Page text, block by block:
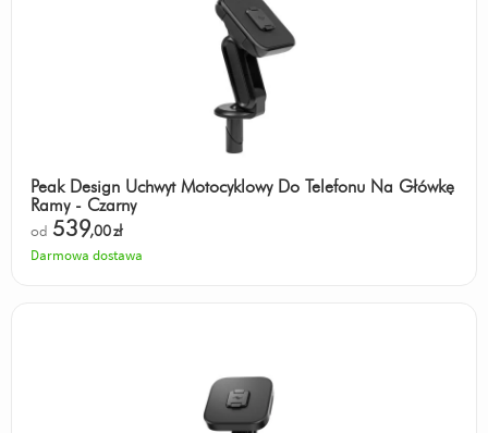
Peak Design Uchwyt Motocyklowy Do Telefonu Na Główkę
Ramy - Czarny
od 539,00zł
Darmowa dostawa